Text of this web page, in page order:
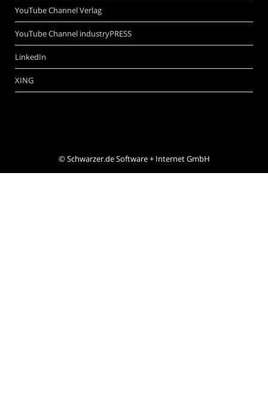
YouTube Channel Verlag
YouTube Channel industryPRESS
LinkedIn
XING
©Schwarzer.de Software + Internet GmbH